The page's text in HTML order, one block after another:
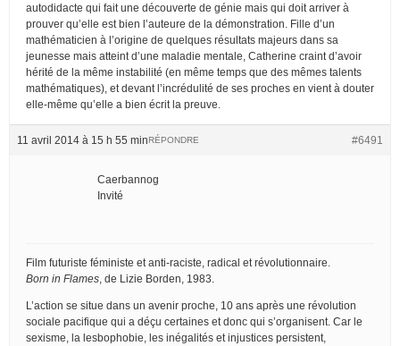
autodidacte qui fait une découverte de génie mais qui doit arriver à
prouver qu’elle est bien l’auteure de la démonstration. Fille d’un
mathématicien à l’origine de quelques résultats majeurs dans sa
jeunesse mais atteint d’une maladie mentale, Catherine craint d’avoir
hérité de la même instabilité (en même temps que des mêmes talents
mathématiques), et devant l’incrédulité de ses proches en vient à douter
elle-même qu’elle a bien écrit la preuve.
11 avril 2014 à 15 h 55 min #6491
RÉPONDRE
Caerbannog
Invité
Film futuriste féministe et anti-raciste, radical et révolutionnaire.
Born in Flames , de Lizie Borden, 1983.
L’action se situe dans un avenir proche, 10 ans après une révolution
sociale pacifique qui a déçu certaines et donc qui s’organisent. Car le
sexisme, la lesbophobie, les inégalités et injustices persistent,